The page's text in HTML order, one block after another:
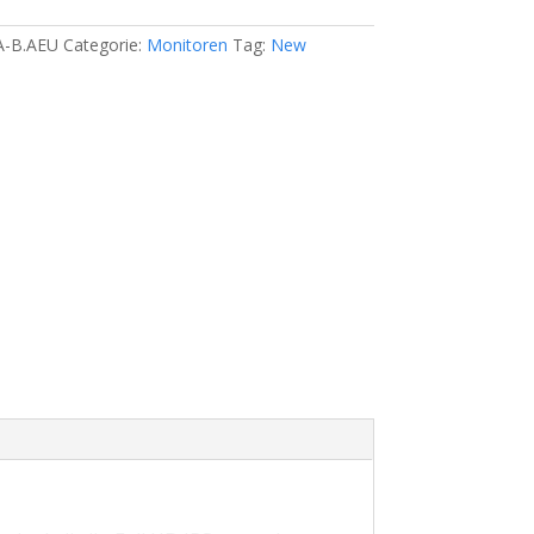
B.AEU Categorie: Monitoren Tag: New